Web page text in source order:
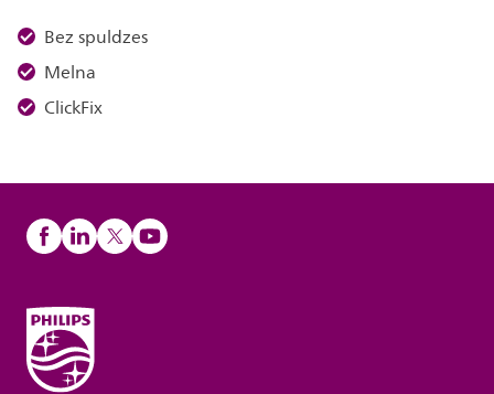
Bez spuldzes
Melna
ClickFix